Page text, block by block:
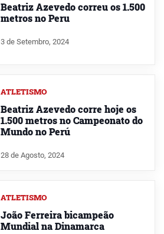
Beatriz Azevedo correu os 1.500
metros no Peru
3 de Setembro, 2024
ATLETISMO
Beatriz Azevedo corre hoje os
1.500 metros no Campeonato do
Mundo no Perú
28 de Agosto, 2024
ATLETISMO
João Ferreira bicampeão
Mundial na Dinamarca